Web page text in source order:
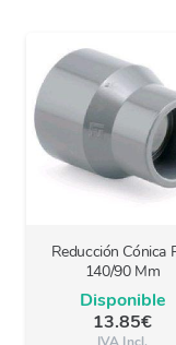
Reducción Cónica
140/90 Mm
Disponible
13.85€
IVA Incl.